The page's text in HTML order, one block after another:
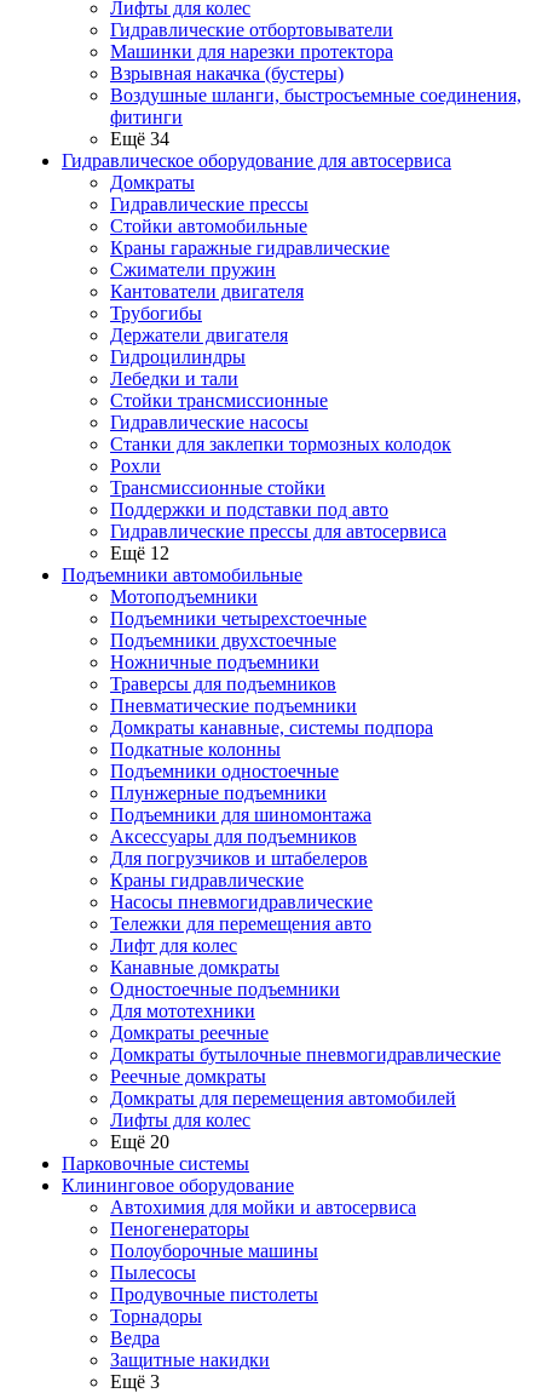
Лифты для колес
Гидравлические отбортовыватели
Машинки для нарезки протектора
Взрывная накачка (бустеры)
Воздушные шланги, быстросъемные соединения,
фитинги
Ещё 34
Гидравлическое оборудование для автосервиса
Домкраты
Гидравлические прессы
Стойки автомобильные
Краны гаражные гидравлические
Сжиматели пружин
Кантователи двигателя
Трубогибы
Держатели двигателя
Гидроцилиндры
Лебедки и тали
Стойки трансмиссионные
Гидравлические насосы
Cтанки для заклепки тормозных колодок
Рохли
Трансмиссионные стойки
Поддержки и подставки под авто
Гидравлические прессы для автосервиса
Ещё 12
Подъемники автомобильные
Мотоподъемники
Подъемники четырехстоечные
Подъемники двухстоечные
Ножничные подъемники
Траверсы для подъемников
Пневматические подъемники
Домкраты канавные, системы подпора
Подкатные колонны
Подъемники одностоечные
Плунжерные подъемники
Подъемники для шиномонтажа
Аксессуары для подъемников
Для погрузчиков и штабелеров
Краны гидравлические
Насосы пневмогидравлические
Тележки для перемещения авто
Лифт для колес
Канавные домкраты
Одностоечные подъемники
Для мототехники
Домкраты реечные
Домкраты бутылочные пневмогидравлические
Реечные домкраты
Домкраты для перемещения автомобилей
Лифты для колес
Ещё 20
Парковочные системы
Клининговое оборудование
Автохимия для мойки и автосервиса
Пеногенераторы
Полоуборочные машины
Пылесосы
Продувочные пистолеты
Торнадоры
Ведра
Защитные накидки
Ещё 3